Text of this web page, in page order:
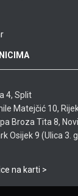
4, Split
Matejčić 10,
Broza Tita 8,
Osijek 9 (Ulica 3.
na karti >